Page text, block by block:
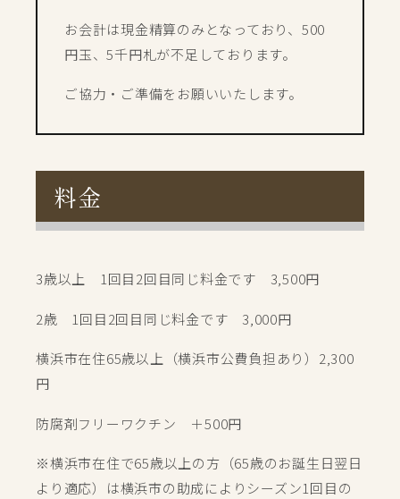
お会計は現金精算のみとなっており、500
円玉、5千円札が不足しております。
ご協力・ご準備をお願いいたします。
料金
3歳以上 1回目2回目同じ料金です 3,500円
2歳 1回目2回目同じ料金です 3,000円
横浜市在住65歳以上（横浜市公費負担あり）2,300
円
防腐剤フリーワクチン ＋500円
※横浜市在住で65歳以上の方（65歳のお誕生日翌日
より適応）は横浜市の助成によりシーズン1回目の